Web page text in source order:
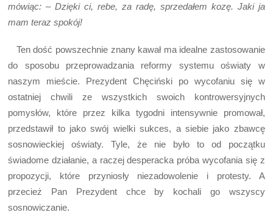
mówiąc: – Dzięki ci, rebe, za radę, sprzedałem kozę. Jaki ja
mam teraz spokój!
Ten dość powszechnie znany kawał ma idealne zastosowanie
do sposobu przeprowadzania reformy systemu oświaty w
naszym mieście. Prezydent Chęciński po wycofaniu się w
ostatniej chwili ze wszystkich swoich kontrowersyjnych
pomysłów, które przez kilka tygodni intensywnie promował,
przedstawił to jako swój wielki sukces, a siebie jako zbawcę
sosnowieckiej oświaty. Tyle, że nie było to od początku
świadome działanie, a raczej desperacka próba wycofania się z
propozycji, które przyniosły niezadowolenie i protesty. A
przecież Pan Prezydent chce by kochali go wszyscy
sosnowiczanie.